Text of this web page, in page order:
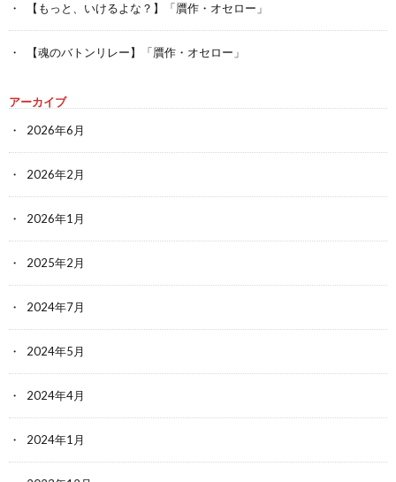
【もっと、いけるよな？】「贋作・オセロー」
【魂のバトンリレー】「贋作・オセロー」
アーカイブ
2026年6月
2026年2月
2026年1月
2025年2月
2024年7月
2024年5月
2024年4月
2024年1月